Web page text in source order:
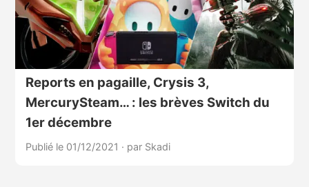
Reports en pagaille, Crysis 3,
MercurySteam… : les brèves Switch du
1er décembre
Publié le 01/12/2021 · par Skadi